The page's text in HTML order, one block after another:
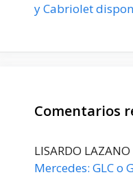
y Cabriolet
Comentarios
LISARDO LAZANO
Mercedes: GLC o